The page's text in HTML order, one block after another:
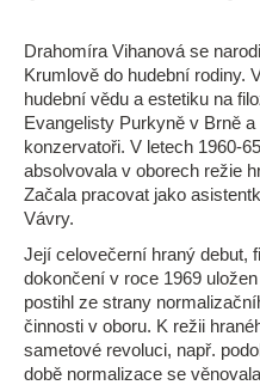
Drahomíra Vihanová se
Krumlově do hudební rodiny.
hudební vědu a estetiku na
Evangelisty Purkyně v Brně
konzervatoři. V letech 1960-
absolvovala v oborech režie
Začala pracovat jako
Vávry.
Její celovečerní hraný debut,
dokončení v roce 1969
postihl ze strany
činnosti v oboru. K režii
sametové revoluci, např.
době normalizace se